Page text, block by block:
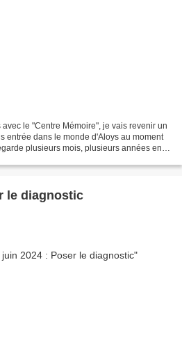
le "Centre Mémoire", je vais revenir un
entrée dans le monde d'Aloys au moment
plusieurs mois, plusieurs années en
le diagnostic